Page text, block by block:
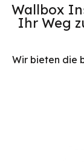
Wallbox
Ihr Weg
Wir bieten die